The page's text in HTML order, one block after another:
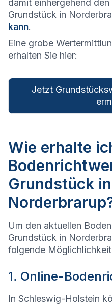
damit einhergehend
Grundstück in
kann.
Eine grobe
erhalten Sie hier:
Jetzt
Wie erhalte
Grundstück in
Um den aktuellen
Grundstück in
folgende
1. Online-
In Schleswig-Holstein